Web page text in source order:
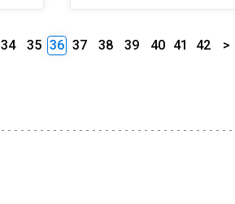
34 35 36 37 38 39 40 41 42 >